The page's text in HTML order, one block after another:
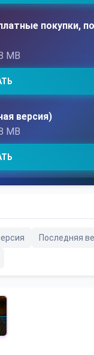
покупки,
MB
версия)
MB
Последняя